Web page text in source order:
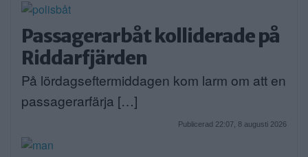
Passagerarbåt kolliderade på
Riddarfjärden
På lördagseftermiddagen kom larm om att en
passagerarfärja […]
Publicerad 22:07, 8 augusti 2026